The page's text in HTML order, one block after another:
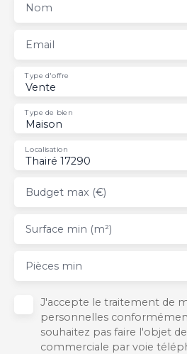
Nom
Email
Vente
Type d'offre
Maison
Type de bien
Thairé 17290
Localisation
Budget max (€)
Surface min (m²)
Pièces min
J'accepte le traitement de
personnelles
souhaitez pas faire l'objet
commerciale par voie